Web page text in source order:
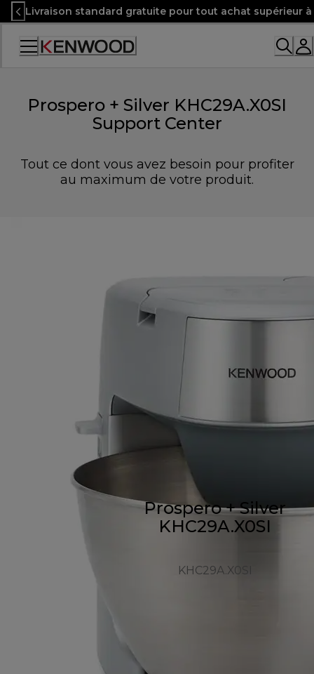
Skip
to
Content
Livraison standard gratuite pour tout achat supérieur
Prospero + Silver KHC29A.X0SI
Support Center
Tout ce dont vous avez besoin pour profiter
au maximum de votre produit.
Prospero + Silver
KHC29A.X0SI
KHC29A.X0SI